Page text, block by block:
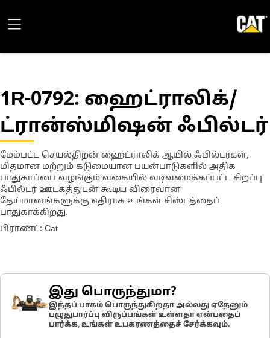
1R-0792: ஹைட்ராலிக்/
ட்ரான்ஸ்மிஷன் ஃபில்டர்
மேம்பட்ட செயல்திறன் ஹைட்ராலிக் ஆயில் ஃபில்டர்கள்,
மிதமான மற்றும் கடுமையான பயன்பாடுகளில் அதிக
பாதுகாப்பை வழங்கும் வகையில் வடிவமைக்கப்பட்ட சிறப்பு
ஃபில்டர் ஊடகத்துடன் கூடிய விரைவான
தேய்மானங்களுக்கு எதிராக உங்கள் சிஸ்டத்தைப்
பாதுகாக்கிறது.
பிராண்ட்: Cat
இது பொருந்துமா?
இந்தப் பாகம் பொருந்துகிறதா அல்லது ஏதேனும்
பழுதுபார்ப்பு விருப்பங்கள் உள்ளதா என்பதைப்
பார்க்க, உங்கள் உபகரணத்தைச் சேர்க்கவும்.